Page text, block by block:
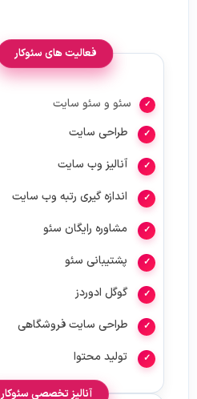
فعالیت های سئوکار
سئو و سئو سایت
طراحی سایت
آنالیز وب سایت
اندازه گیری رتبه وب سایت
مشاوره رایگان سئو
پشتیبانی سئو
گوگل ادوردز
طراحی سایت فروشگاهی
تولید محتوا
آنالیز تخصصی سئوکار